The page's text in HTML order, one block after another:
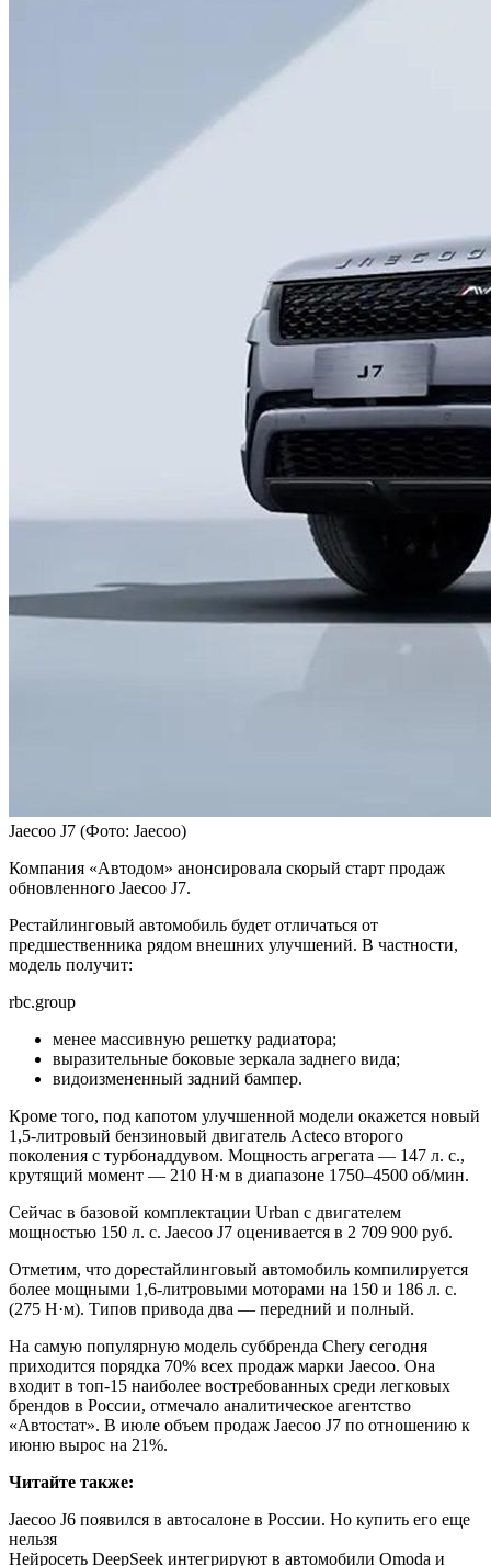
Jaecoo J7 (Фото: Jaecoo)
Компания «Автодом» анонсировала скорый старт продаж
обновленного Jaecoo J7.
Рестайлинговый автомобиль будет отличаться от
предшественника рядом внешних улучшений. В частности,
модель получит:
rbc.group
менее массивную решетку радиатора;
выразительные боковые зеркала заднего вида;
видоизмененный задний бампер.
Кроме того, под капотом улучшенной модели окажется новый
1,5-литровый бензиновый двигатель Acteco второго
поколения с турбонаддувом. Мощность агрегата — 147 л. с.,
крутящий момент — 210 Н·м в диапазоне 1750–4500 об/мин.
Сейчас в базовой комплектации Urban с двигателем
мощностью 150 л. с. Jaecoo J7 оценивается в 2 709 900 руб.
Отметим, что дорестайлинговый автомобиль компилируется
более мощными 1,6-литровыми моторами на 150 и 186 л. с.
(275 Н·м). Типов привода два — передний и полный.
На самую популярную модель суббренда Chery сегодня
приходится порядка 70% всех продаж марки Jaecoo. Она
входит в топ-15 наиболее востребованных среди легковых
брендов в России, отмечало аналитическое агентство
«Автостат». В июле объем продаж Jaecoo J7 по отношению к
июню вырос на 21%.
Читайте также:
Jaecoo J6 появился в автосалоне в России. Но купить его еще
нельзя
Нейросеть DeepSeek интегрируют в автомобили Omoda и